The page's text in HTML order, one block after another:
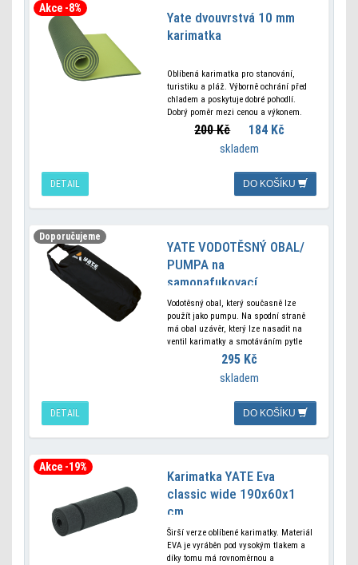
Yate dvouvrstvá 10 mm
karimatka
Akce -8%
Oblíbená karimatka pro stanování,
turistiku a pláž. Výborně ochrání před
chladem a poskytuje dobré pohodlí.
Dobrý poměr mezi cenou a výkonem.
PARAMETRY Materiál: polyethylen
Tepelný odpor: 1, 5
200 Kč 184 Kč
skladem
DETAIL DO KOŠÍKU
YATE VODOTĚSNÝ OBAL/
PUMPA na
samonafukovací
karimatky
Doporučujeme
Vodotěsný obal, který současně lze
použít jako pumpu. Na spodní straně
má obal uzávěr, který lze nasadit na
ventil karimatky a smotáváním pytle
se vhání vzduch do karimatky.
295 Kč
skladem
DETAIL DO KOŠÍKU
Karimatka YATE Eva
classic wide 190x60x1
cm
Akce -19%
Širší verze oblíbené karimatky. Materiál
EVA je vyráběn pod vysokým tlakem a
díky tomu má rovnoměrnou a